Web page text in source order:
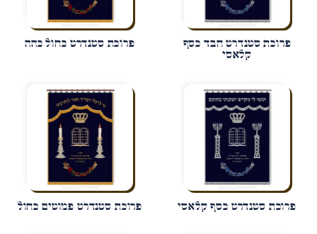
פרוכת סטנדרט חבד כסף
קלאסי
פרוכת סטנדרט כחול כהה
פרוכת סטנדרט כסף קלאסי פרוכת סטנדרט פמוטים כחול